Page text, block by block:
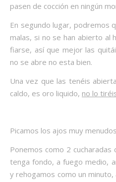
pasen de cocción en ningún
En segundo lugar, podremos
malas, si no se han abierto al
fiarse, así que mejor las
no se abre no esta bien.
Una vez que las tenéis
caldo, es oro liquido, no lo
Picamos los ajos muy
Ponemos como 2
tenga fondo, a fuego medio,
y rehogamos como un